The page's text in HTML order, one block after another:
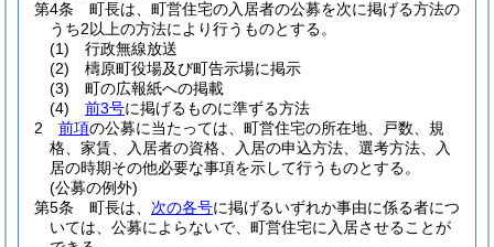
第4条
町長は、町営住宅の入居者の公募を次に掲げる方法の
うち2以上の方法により行うものとする。
(1)
行政無線放送
(2)
檮原町役場及び町告示場に掲示
(3)
町の広報紙への掲載
(4)
前3号に掲げるものに準ずる方法
2
前項の公募に当たっては、町営住宅の所在地、戸数、規
格、家賃、入居者の資格、入居の申込方法、選考方法、入
居の時期その他必要な事項を示して行うものとする。
(公募の例外)
第5条
町長は、 次の各号に掲げるいずれか事由に係る者につ
いては、公募によらないで、町営住宅に入居させることが